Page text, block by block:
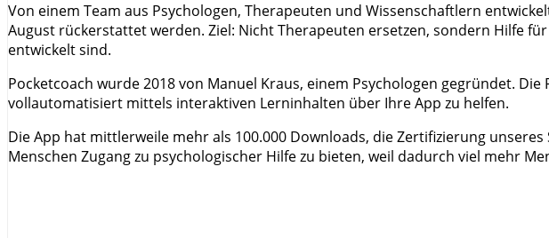
Von einem Team aus Psychologen, Therapeuten und Wissenschaftlern
August rückerstattet werden. Ziel: Nicht Therapeuten ersetzen, sondern Hilfe
entwickelt sind.
Pocketcoach wurde 2018 von Manuel Kraus, einem Psychologen gegründet.
vollautomatisiert mittels interaktiven Lerninhalten über Ihre App zu helfen.
Die App hat mittlerweile mehr als 100.000 Downloads, die Zertifizierung
Menschen Zugang zu psychologischer Hilfe zu bieten, weil dadurch viel mehr